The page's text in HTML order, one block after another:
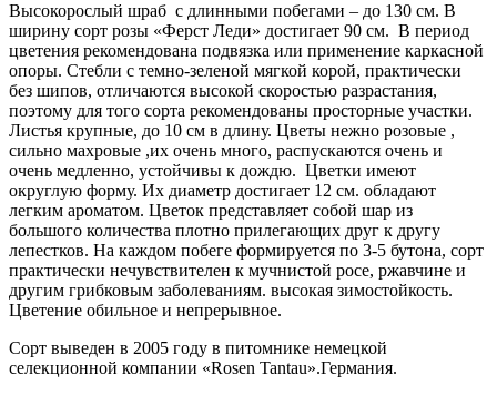
Высокорослый шраб с длинными побегами – до 130 см. В
ширину сорт розы «Ферст Леди» достигает 90 см. В период
цветения рекомендована подвязка или применение каркасной
опоры. Стебли с темно-зеленой мягкой корой, практически
без шипов, отличаются высокой скоростью разрастания,
поэтому для того сорта рекомендованы просторные участки.
Листья крупные, до 10 см в длину. Цветы нежно розовые ,
сильно махровые ,их очень много, распускаются очень и
очень медленно, устойчивы к дождю. Цветки имеют
округлую форму. Их диаметр достигает 12 см. обладают
легким ароматом. Цветок представляет собой шар из
большого количества плотно прилегающих друг к другу
лепестков. На каждом побеге формируется по 3-5 бутона, сорт
практически нечувствителен к мучнистой росе, ржавчине и
другим грибковым заболеваниям. высокая зимостойкость.
Цветение обильное и непрерывное.
Сорт выведен в 2005 году в питомнике немецкой
селекционной компании «Rosen Tantau».Германия.